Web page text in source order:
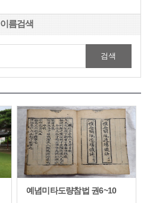
이름검색
예념미타도량참법 권6~10